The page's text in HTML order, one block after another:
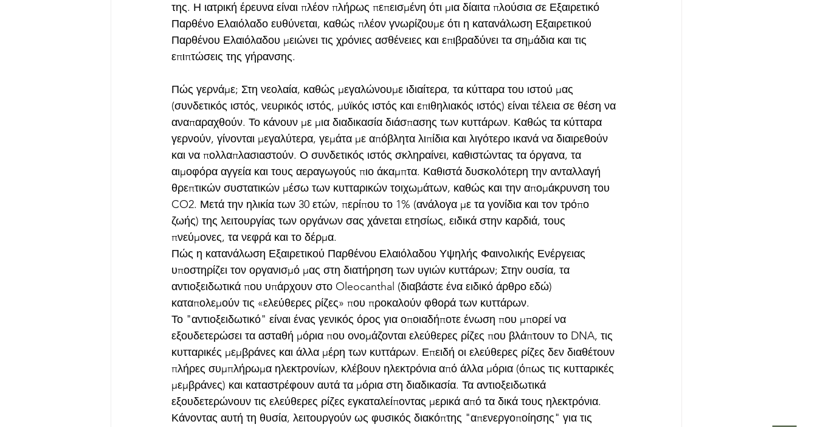
της. Η ιατρική έρευνα είναι πλέον πλήρως πεπεισμένη ότι μια δίαιτα πλούσια σε Εξαιρετικό
Παρθένο Ελαιόλαδο ευθύνεται, καθώς πλέον γνωρίζουμε ότι η κατανάλωση Εξαιρετικού
Παρθένου Ελαιόλαδου μειώνει τις χρόνιες ασθένειες και επιβραδύνει τα σημάδια και τις
επιπτώσεις της γήρανσης.
Πώς γερνάμε; Στη νεολαία, καθώς μεγαλώνουμε ιδιαίτερα, τα κύτταρα του ιστού μας
(συνδετικός ιστός, νευρικός ιστός, μυϊκός ιστός και επιθηλιακός ιστός) είναι τέλεια σε θέση να
αναπαραχθούν. Το κάνουν με μια διαδικασία διάσπασης των κυττάρων. Καθώς τα κύτταρα
γερνούν, γίνονται μεγαλύτερα, γεμάτα με απόβλητα λιπίδια και λιγότερο ικανά να διαιρεθούν
και να πολλαπλασιαστούν. Ο συνδετικός ιστός σκληραίνει, καθιστώντας τα όργανα, τα
αιμοφόρα αγγεία και τους αεραγωγούς πιο άκαμπτα. Καθιστά δυσκολότερη την ανταλλαγή
θρεπτικών συστατικών μέσω των κυτταρικών τοιχωμάτων, καθώς και την απομάκρυνση του
CO2. Μετά την ηλικία των 30 ετών, περίπου το 1% (ανάλογα με τα γονίδια και τον τρόπο
ζωής) της λειτουργίας των οργάνων σας χάνεται ετησίως, ειδικά στην καρδιά, τους
πνεύμονες, τα νεφρά και το δέρμα.
Πώς η κατανάλωση Εξαιρετικού Παρθένου Ελαιόλαδου Υψηλής Φαινολικής Ενέργειας
υποστηρίζει τον οργανισμό μας στη διατήρηση των υγιών κυττάρων; Στην ουσία, τα
αντιοξειδωτικά που υπάρχουν στο Oleocanthal (διαβάστε ένα ειδικό άρθρο εδώ)
καταπολεμούν τις «ελεύθερες ρίζες» που προκαλούν φθορά των κυττάρων.
Το "αντιοξειδωτικό" είναι ένας γενικός όρος για οποιαδήποτε ένωση που μπορεί να
εξουδετερώσει τα ασταθή μόρια που ονομάζονται ελεύθερες ρίζες που βλάπτουν το DNA, τις
κυτταρικές μεμβράνες και άλλα μέρη των κυττάρων. Επειδή οι ελεύθερες ρίζες δεν διαθέτουν
πλήρες συμπλήρωμα ηλεκτρονίων, κλέβουν ηλεκτρόνια από άλλα μόρια (όπως τις κυτταρικές
μεμβράνες) και καταστρέφουν αυτά τα μόρια στη διαδικασία. Τα αντιοξειδωτικά
εξουδετερώνουν τις ελεύθερες ρίζες εγκαταλείποντας μερικά από τα δικά τους ηλεκτρόνια.
Κάνοντας αυτή τη θυσία, λειτουργούν ως φυσικός διακόπτης "απενεργοποίησης" για τις